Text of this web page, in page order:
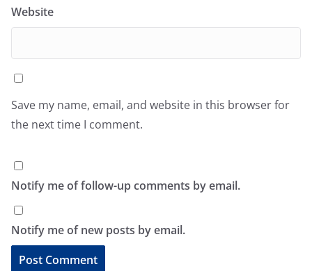
Website
Save my name, email, and website in this browser for
the next time I comment.
Notify me of follow-up comments by email.
Notify me of new posts by email.